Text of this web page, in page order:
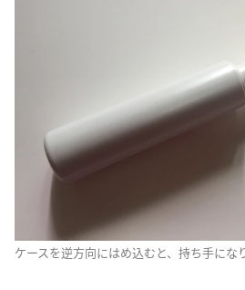
ケースを逆方向にはめ込むと、持ち手にな